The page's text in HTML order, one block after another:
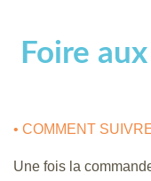
Foire
• COMMENT
Une fois la